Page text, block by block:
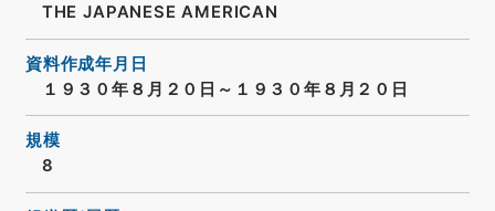
THE JAPANESE AMERICAN
資料作成年月日
１９３０年８月２０日～１９３０年８月２０日
規模
8